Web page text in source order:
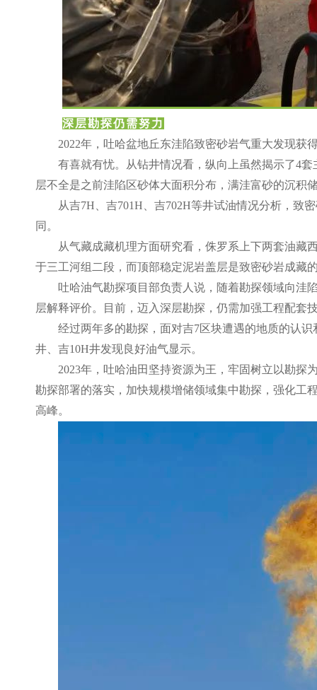
深层勘探仍需努力
2022年，吐哈盆地丘东洼陷致密砂岩气重大发现获
有喜就有忧。从钻井情况看，纵向上虽然揭示了4套
层不全是之前洼陷区砂体大面积分布，满洼富砂的沉积
从吉7H、吉701H、吉702H等井试油情况分析，致
同。
从气藏成藏机理方面研究看，侏罗系上下两套油藏
于三工河组二段，而顶部稳定泥岩盖层是致密砂岩成藏
吐哈油气勘探项目部负责人说，随着勘探领域向洼
层解释评价。目前，迈入深层勘探，仍需加强工程配套
经过两年多的勘探，面对吉7区块遭遇的地质的认
井、吉10H井发现良好油气显示。
2023年，吐哈油田坚持资源为王，牢固树立以勘
勘探部署的落实，加快规模增储领域集中勘探，强化工
高峰。